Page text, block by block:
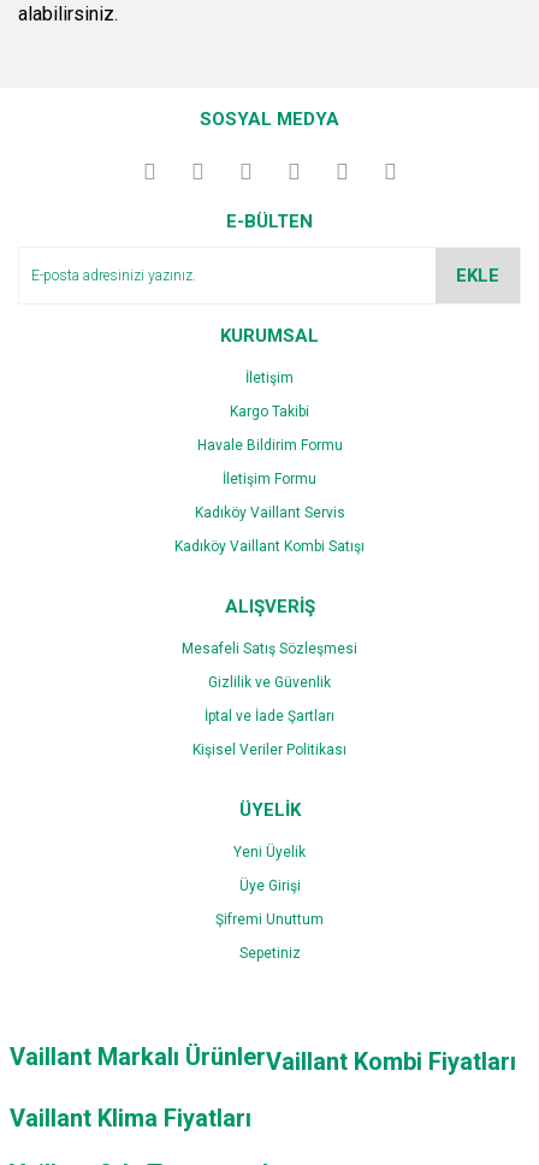
alabilirsiniz.
SOSYAL MEDYA
E-BÜLTEN
EKLE
KURUMSAL
İletişim
Kargo Takibi
Havale Bildirim Formu
İletişim Formu
Kadıköy Vaillant Servis
Kadıköy Vaillant Kombi Satışı
ALIŞVERİŞ
Mesafeli Satış Sözleşmesi
Gizlilik ve Güvenlik
İptal ve İade Şartları
Kişisel Veriler Politikası
ÜYELİK
Yeni Üyelik
Üye Girişi
Şifremi Unuttum
Sepetiniz
Vaillant Markalı ÜrünlerVaillant Kombi Fiyatları
Vaillant Klima Fiyatları